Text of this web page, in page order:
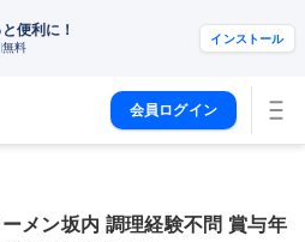
便利に！
無料
インストール
会員ログイン
メン坂内 調理経験不問 賞与年